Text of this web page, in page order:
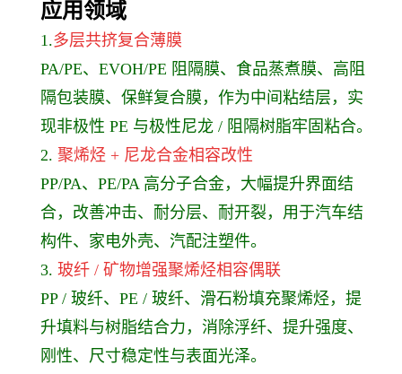
应用领域
1.多层共挤复合薄膜
PA/PE、EVOH/PE 阻隔膜、食品蒸煮膜、高阻
隔包装膜、保鲜复合膜，作为中间粘结层，实
现非极性 PE 与极性尼龙 / 阻隔树脂牢固粘合。
2. 聚烯烃 + 尼龙合金相容改性
PP/PA、PE/PA 高分子合金，大幅提升界面结
合，改善冲击、耐分层、耐开裂，用于汽车结
构件、家电外壳、汽配注塑件。
3. 玻纤 / 矿物增强聚烯烃相容偶联
PP / 玻纤、PE / 玻纤、滑石粉填充聚烯烃，提
升填料与树脂结合力，消除浮纤、提升强度、
刚性、尺寸稳定性与表面光泽。